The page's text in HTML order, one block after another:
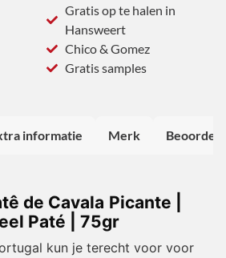
Gratis op te halen in
Hansweert
Chico & Gomez
Gratis samples
informatie Merk
de Cavala Picante |
Paté | 75gr
kun je terecht voor voor